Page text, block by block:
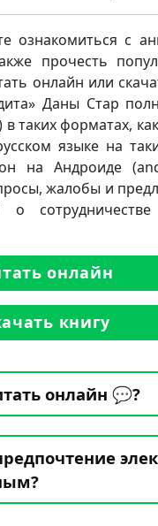
с
прочесть
онлайн или
Даны Стар
таких форматах,
языке на
на Андроиде
жалобы и
сотрудничестве
онлайн
книгу
онлайн 💬?